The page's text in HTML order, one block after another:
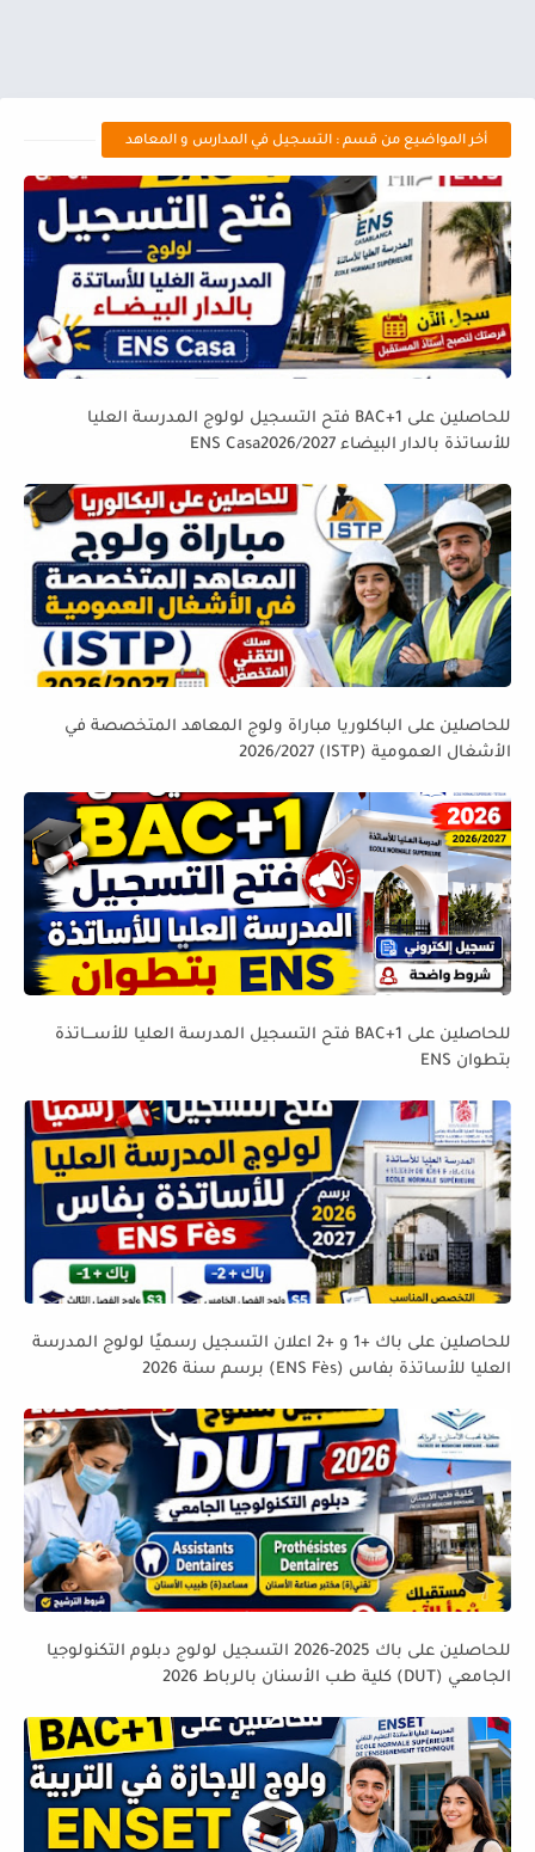
أخر المواضيع من قسم : التسجيل في المدارس و المعاهد
للحاصلين على BAC+1 فتح التسجيل لولوج المدرسة العليا
للأساتذة بالدار البيضاء ENS Casa2026/2027
للحاصلين على الباكلوريا مباراة ولوج المعاهد المتخصصة في
الأشغال العمومية (ISTP) 2026/2027
للحاصلين على BAC+1 فتح التسجيل المدرسة العليا للأســـاتذة
بتطوان ENS
للحاصلين على باك +1 و +2 اعلان التسجيل رسميًا لولوج المدرسة
العليا للأساتذة بفاس (ENS Fès) برسم سنة 2026
للحاصلين على باك 2025-2026 التسجيل لولوج دبلوم التكنولوجيا
الجامعي (DUT) كلية طب الأسنان بالرباط 2026